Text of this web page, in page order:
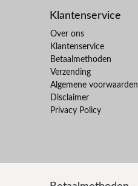
Klantenservice
Over ons
Klantenservice
Betaalmethoden
Verzending
Algemene voorwaarden
Disclaimer
Privacy Policy